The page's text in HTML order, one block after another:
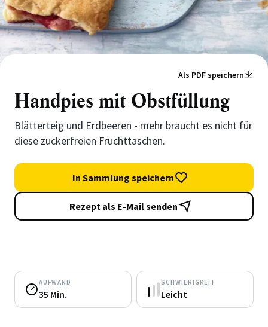
Als PDF speichern
Handpies mit Obstfüllung
Blätterteig und Erdbeeren - mehr braucht es nicht für
diese zuckerfreien Fruchttaschen.
In Sammlung speichern
Rezept als E-Mail senden
AUFWAND
35 Min.
SCHWIERIGKEIT
Leicht